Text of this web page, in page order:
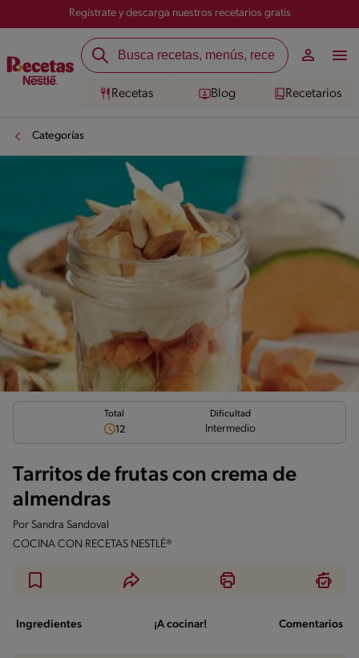
Registrate y descarga nuestros recetarios gratis
Recetas Blog Recetarios
Categorías
Total
12
Dificultad
Intermedio
Tarritos de frutas con crema de
almendras
Por Sandra Sandoval
COCINA CON RECETAS NESTLÉ®
Ingredientes ¡A cocinar! Comentarios